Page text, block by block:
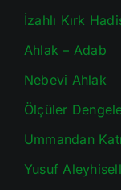
İzahlı Kırk
Ahlak – Adab
Nebevi Ahlak
Ölçüler
Ummandan
Yusuf